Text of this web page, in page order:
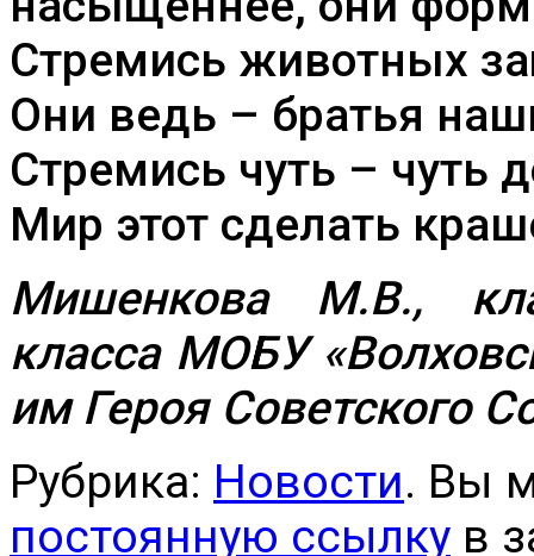
Стремись животных
Они ведь – братья
Стремись чуть – чуть
Мир этот сделать
Мишенкова М.В.,
класса МОБУ
им Героя Советского
Рубрика: Новости. Вы
постоянную ссылку в